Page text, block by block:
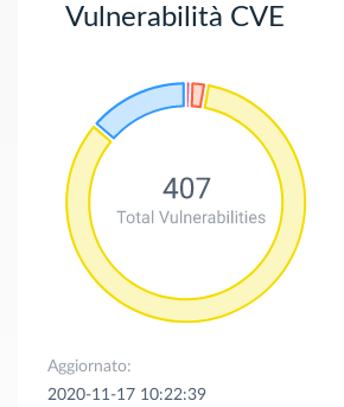
Vulnerabilità CVE
Aggiornato:
2020-11-17 10:22:39